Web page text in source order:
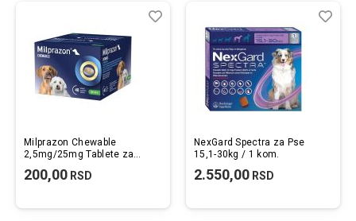
Milprazon Chewable
2,5mg/25mg Tablete za
Parazita za Male Pse 1kom.
200,00 RSD
Lista
Uporedi
NexGard Spectra za Pse
15,1-30kg / 1 kom.
2.550,00 RSD